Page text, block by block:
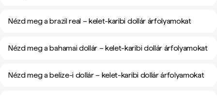
Nézd meg a brazil real – kelet-karibi dollár árfolyamokat
Nézd meg a bahamai dollár – kelet-karibi dollár árfolyamokat
Nézd meg a belize-i dollár – kelet-karibi dollár árfolyamokat